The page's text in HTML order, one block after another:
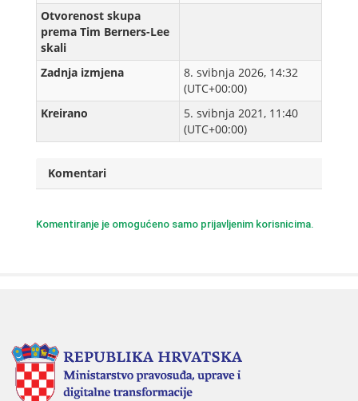
Otvorenost skupa
prema Tim Berners-Lee
skali
Zadnja izmjena
8. svibnja 2026, 14:32
(UTC+00:00)
Kreirаno
5. svibnja 2021, 11:40
(UTC+00:00)
Komentari